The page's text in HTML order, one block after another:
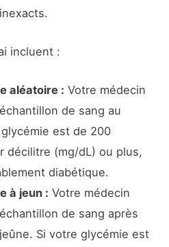
incluent :
aléatoire : Votre médecin
de sang au
est de 200
décilitre (mg/dL) ou plus,
diabétique.
à jeun : Votre médecin
de sang après
Si votre glycémie est